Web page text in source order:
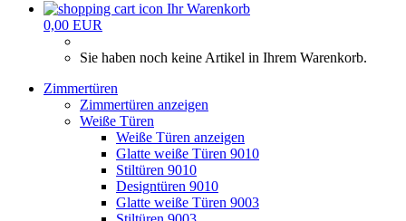
Ihr Warenkorb
0,00 EUR
Sie haben noch keine Artikel in Ihrem Warenkorb.
Zimmertüren
Zimmertüren anzeigen
Weiße Türen
Weiße Türen anzeigen
Glatte weiße Türen 9010
Stiltüren 9010
Designtüren 9010
Glatte weiße Türen 9003